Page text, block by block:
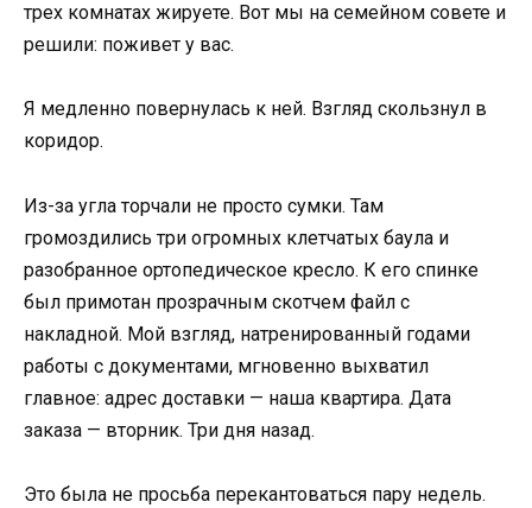
трех комнатах жируете. Вот мы на семейном совете и
решили: поживет у вас.
Я медленно повернулась к ней. Взгляд скользнул в
коридор.
Из-за угла торчали не просто сумки. Там
громоздились три огромных клетчатых баула и
разобранное ортопедическое кресло. К его спинке
был примотан прозрачным скотчем файл с
накладной. Мой взгляд, натренированный годами
работы с документами, мгновенно выхватил
главное: адрес доставки — наша квартира. Дата
заказа — вторник. Три дня назад.
Это была не просьба перекантоваться пару недель.